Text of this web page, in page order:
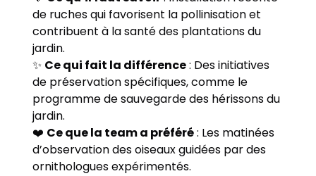
de ruches qui favorisent la pollinisation et
contribuent à la santé des plantations du
jardin.
✨ Ce qui fait la différence: Des initiatives
de préservation spécifiques, comme le
programme de sauvegarde des hérissons du
jardin.
❤️ Ce que la team a préféré: Les matinées
d’observation des oiseaux guidées par des
ornithologues expérimentés.